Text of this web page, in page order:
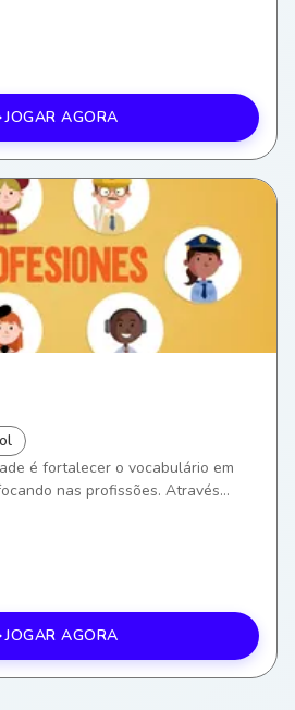
JOGAR AGORA
é fortalecer o vocabulário em
nas profissões. Através
JOGAR AGORA